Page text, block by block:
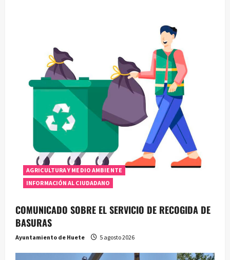
AGRICULTURA Y MEDIO AMBIENTE
INFORMACIÓN AL CIUDADANO
COMUNICADO SOBRE EL SERVICIO DE RECOGIDA DE
BASURAS
Ayuntamiento de Huete 5 agosto 2026